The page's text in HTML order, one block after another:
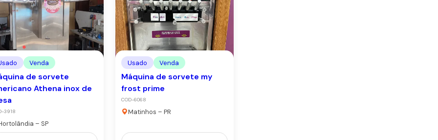
Venda
de sorvete
Athena inox de
3918
– SP
Usado Venda
Máquina de sorvete my
frost prime
COD-6068
Matinhos – PR